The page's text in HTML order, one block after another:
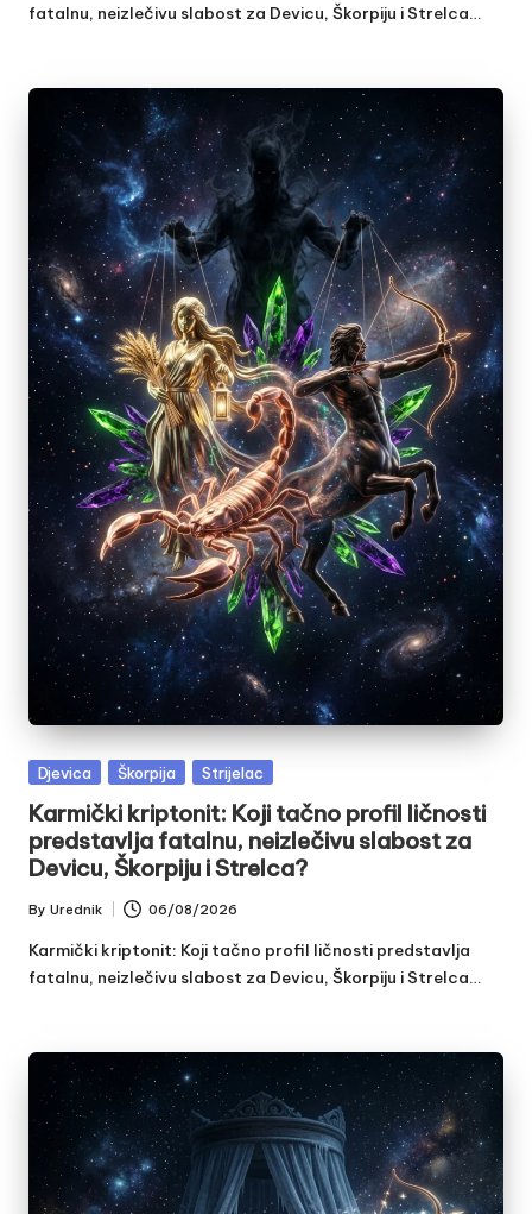
fatalnu, neizlečivu slabost za Devicu, Škorpiju i Strelca…
Posted
Djevica Škorpija Strijelac
Karmički kriptonit: Koji tačno profil ličnosti
predstavlja fatalnu, neizlečivu slabost za
Devicu, Škorpiju i Strelca?
Posted
by
By Urednik 06/08/2026
Karmički kriptonit: Koji tačno profil ličnosti predstavlja
fatalnu, neizlečivu slabost za Devicu, Škorpiju i Strelca…